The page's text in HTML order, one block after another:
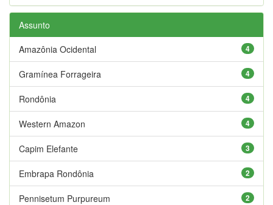
Assunto
4
Amazônia Ocidental
4
Gramínea Forrageira
4
Rondônia
4
Western Amazon
3
Capim Elefante
2
Embrapa Rondônia
2
Pennisetum Purpureum